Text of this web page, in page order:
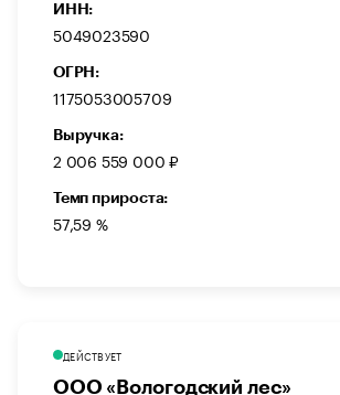
ИНН:
5049023590
ОГРН:
1175053005709
Выручка:
2 006 559 000 ₽
Темп прироста:
57,59 %
ДЕЙСТВУЕТ
ООО «Вологодский лес»